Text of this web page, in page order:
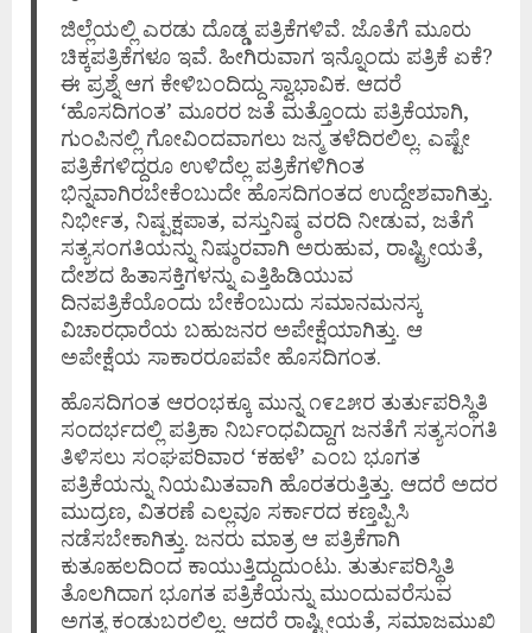
ಜಿಲ್ಲೆಯಲ್ಲಿ ಎರಡು ದೊಡ್ಡ ಪತ್ರಿಕೆಗಳಿವೆ. ಜೊತೆಗೆ ಮೂರು
ಚಿಕ್ಕಪತ್ರಿಕೆಗಳೂ ಇವೆ. ಹೀಗಿರುವಾಗ ಇನ್ನೊಂದು ಪತ್ರಿಕೆ ಏಕೆ?
ಈ ಪ್ರಶ್ನೆ ಆಗ ಕೇಳಿಬಂದಿದ್ದು ಸ್ವಾಭಾವಿಕ. ಆದರೆ
‘ಹೊಸದಿಗಂತ’ ಮೂರರ ಜತೆ ಮತ್ತೊಂದು ಪತ್ರಿಕೆಯಾಗಿ,
ಗುಂಪಿನಲ್ಲಿ ಗೋವಿಂದವಾಗಲು ಜನ್ಮ ತಳೆದಿರಲಿಲ್ಲ. ಎಷ್ಟೇ
ಪತ್ರಿಕೆಗಳಿದ್ದರೂ ಉಳಿದೆಲ್ಲ ಪತ್ರಿಕೆಗಳಿಗಿಂತ
ಭಿನ್ನವಾಗಿರಬೇಕೆಂಬುದೇ ಹೊಸದಿಗಂತದ ಉದ್ದೇಶವಾಗಿತ್ತು.
ನಿರ್ಭೀತ, ನಿಷ್ಪಕ್ಷಪಾತ, ವಸ್ತುನಿಷ್ಠ ವರದಿ ನೀಡುವ, ಜತೆಗೆ
ಸತ್ಯಸಂಗತಿಯನ್ನು ನಿಷ್ಠುರವಾಗಿ ಅರುಹುವ, ರಾಷ್ಟ್ರೀಯತೆ,
ದೇಶದ ಹಿತಾಸಕ್ತಿಗಳನ್ನು ಎತ್ತಿಹಿಡಿಯುವ
ದಿನಪತ್ರಿಕೆಯೊಂದು ಬೇಕೆಂಬುದು ಸಮಾನಮನಸ್ಕ
ವಿಚಾರಧಾರೆಯ ಬಹುಜನರ ಅಪೇಕ್ಷೆಯಾಗಿತ್ತು. ಆ
ಅಪೇಕ್ಷೆಯ ಸಾಕಾರರೂಪವೇ ಹೊಸದಿಗಂತ.
ಹೊಸದಿಗಂತ ಆರಂಭಕ್ಕೂ ಮುನ್ನ ೧೯೭೫ರ ತುರ್ತುಪರಿಸ್ಥಿತಿ
ಸಂದರ್ಭದಲ್ಲಿ ಪತ್ರಿಕಾ ನಿರ್ಬಂಧವಿದ್ದಾಗ ಜನತೆಗೆ ಸತ್ಯಸಂಗತಿ
ತಿಳಿಸಲು ಸಂಘಪರಿವಾರ ‘ಕಹಳೆ’ ಎಂಬ ಭೂಗತ
ಪತ್ರಿಕೆಯನ್ನು ನಿಯಮಿತವಾಗಿ ಹೊರತರುತ್ತಿತ್ತು. ಆದರೆ ಅದರ
ಮುದ್ರಣ, ವಿತರಣೆ ಎಲ್ಲವೂ ಸರ್ಕಾರದ ಕಣ್ತಪ್ಪಿಸಿ
ನಡೆಸಬೇಕಾಗಿತ್ತು. ಜನರು ಮಾತ್ರ ಆ ಪತ್ರಿಕೆಗಾಗಿ
ಕುತೂಹಲದಿಂದ ಕಾಯುತ್ತಿದ್ದುದುಂಟು. ತುರ್ತುಪರಿಸ್ಥಿತಿ
ತೊಲಗಿದಾಗ ಭೂಗತ ಪತ್ರಿಕೆಯನ್ನು ಮುಂದುವರೆಸುವ
ಅಗತ್ಯ ಕಂಡುಬರಲಿಲ್ಲ. ಆದರೆ ರಾಷ್ಟ್ರೀಯತೆ, ಸಮಾಜಮುಖಿ